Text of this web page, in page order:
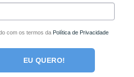
por e-mail!
completa loja de produtos
com os termos da Política de Privacidade
EU QUERO!